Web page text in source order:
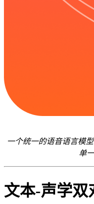
一个统一的语音语言模
单
文本-声学双